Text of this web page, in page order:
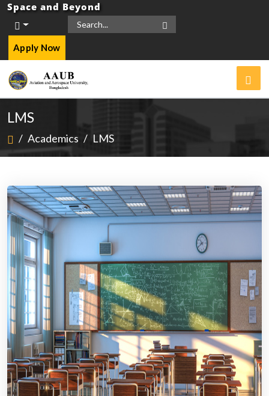
Space and Beyond
Apply Now
LMS
/ Academics / LMS